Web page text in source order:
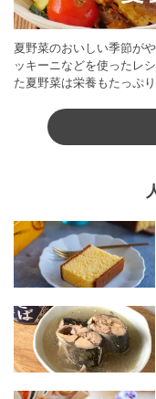
夏野菜のおいしい季節が
ッキーニなどを使ったレ
た夏野菜は栄養もたっぷ